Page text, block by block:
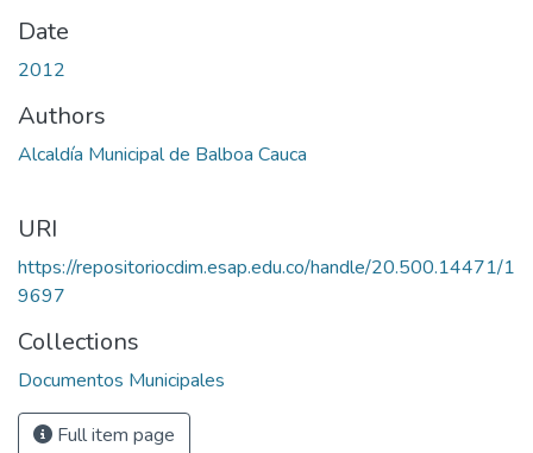
Date
2012
Authors
Alcaldía Municipal de Balboa Cauca
URI
https://repositoriocdim.esap.edu.co/handle/20.500.14471/1
9697
Collections
Documentos Municipales
Full item page